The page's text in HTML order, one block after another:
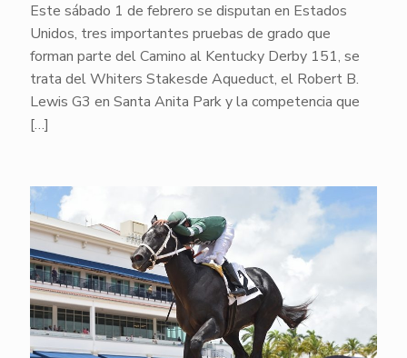
Este sábado 1 de febrero se disputan en Estados
Unidos, tres importantes pruebas de grado que
forman parte del Camino al Kentucky Derby 151, se
trata del Whiters Stakesde Aqueduct, el Robert B.
Lewis G3 en Santa Anita Park y la competencia que
[…]